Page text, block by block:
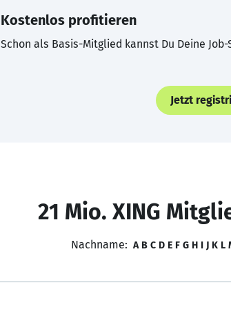
Kostenlos profitieren
Schon als Basis-Mitglied kannst Du Deine
Jetzt
21 Mio. XING
Nachname: A B C D E F G H I J K L